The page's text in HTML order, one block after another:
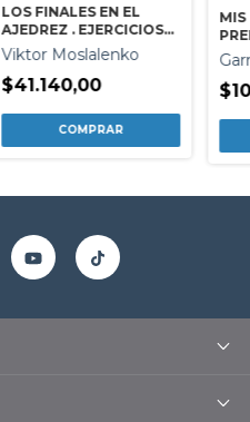
LOS FINALES EN EL
AJEDREZ . EJERCICIOS
PRACTICOS
Viktor Moslalenko
$41.140,00
MIS